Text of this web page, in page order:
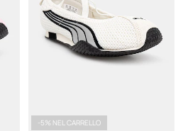
-5% NEL CARRELLO